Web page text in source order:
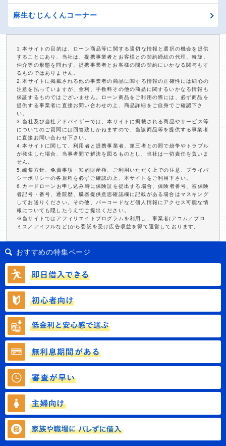
麻生むじんくんコーナー
1.本サイトの目的は、ローン商品等に関する適切な情報と選択の機会を提供
することにあり、当社は、提携事業者とお客様との契約締結の代理、斡旋、
仲介等の形態を問わず、提携事業者とお客様の間の契約にいかなる関与もす
るものではありません。
2.本サイトに掲載される他の事業者の商品に関する情報の正確性には細心の
注意を払っていますが、金利、手数料その他の商品に関するいかなる情報も
保証するものではございません。ローン商品をご利用の際には、必ず商品を
提供する事業者に直接お問い合わせの上、商品詳細をご自身でご確認下さ
い。
3.当社及び当社アドバイザーでは、本サイトに掲載される商品やサービス等
についてのご質問には回答致しかねますので、当該商品等を提供する事業者
に直接お問い合わせ下さい。
4.本サイトに関して、利用者と提携事業者、第三者との間で紛争やトラブル
が発生した場合、当事者間で解決を図るものとし、当社は一切責任を負いま
せん。
5.編集方針、免責事項・知的財産権、ご利用いただく上での注意、プライバ
シーポリシーの各規程を必ずご確認の上、本サイトをご利用下さい。
6.カードローンお申し込み時に保険証を提出する場合、保険者番号、被保険
者記号・番号、通院歴、臓器提供意思確認欄に記載がある場合はマスキング
してお送りください。その他、バーコードなど個人情報にアクセス可能な情
報についても隠したうえでご提出ください。
※当サイトではアフィリエイトプログラムを利用し、事業者(アコム／プロ
ミス／アイフルなど)から委託を受け広告収益を得て運営しております。
おすすめの特集ページ